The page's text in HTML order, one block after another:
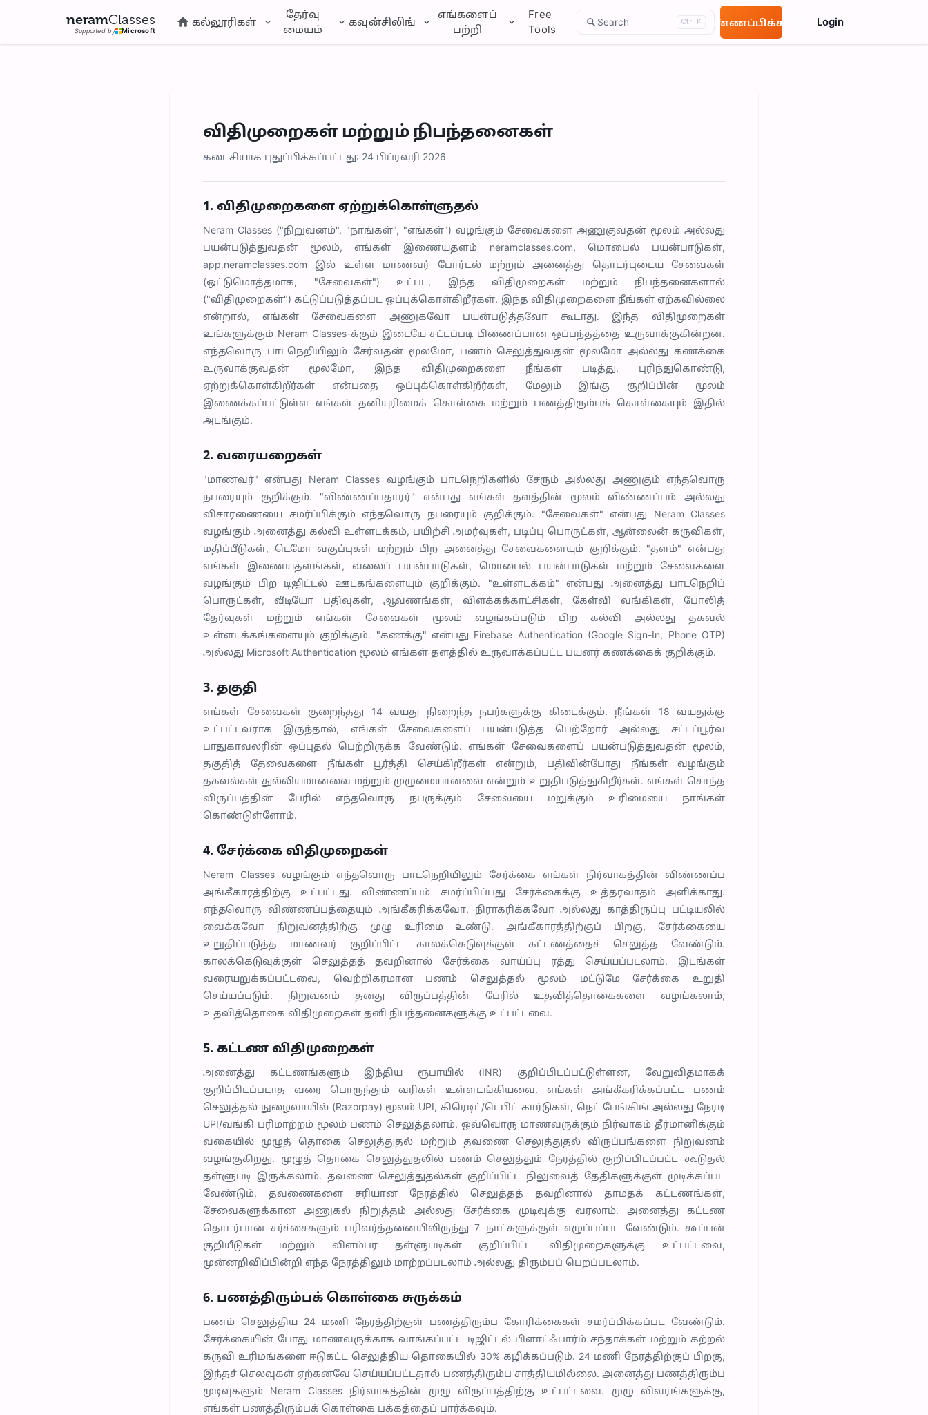
neramClasses
Supported by Microsoft
கல்லூரிகள்
தேர்வு
மையம்
கவுன்சிலிங்
எங்களைப்
பற்றி
Free
Tools
Search Ctrl Kவிண்ணப்பிக்கவும் Login
விதிமுறைகள் மற்றும் நிபந்தனைகள்
கடைசியாக புதுப்பிக்கப்பட்டது: 24 பிப்ரவரி 2026
1. விதிமுறைகளை ஏற்றுக்கொள்ளுதல்
Neram Classes ("நிறுவனம்", "நாங்கள்", "எங்கள்") வழங்கும் சேவைகளை அணுகுவதன் மூலம் அல்லது
பயன்படுத்துவதன் மூலம், எங்கள் இணையதளம் neramclasses.com, மொபைல் பயன்பாடுகள்,
app.neramclasses.com இல் உள்ள மாணவர் போர்டல் மற்றும் அனைத்து தொடர்புடைய சேவைகள்
(ஒட்டுமொத்தமாக, "சேவைகள்") உட்பட, இந்த விதிமுறைகள் மற்றும் நிபந்தனைகளால்
("விதிமுறைகள்") கட்டுப்படுத்தப்பட ஒப்புக்கொள்கிறீர்கள். இந்த விதிமுறைகளை நீங்கள் ஏற்கவில்லை
என்றால், எங்கள் சேவைகளை அணுகவோ பயன்படுத்தவோ கூடாது. இந்த விதிமுறைகள்
உங்களுக்கும் Neram Classes-க்கும் இடையே சட்டப்படி பிணைப்பான ஒப்பந்தத்தை உருவாக்குகின்றன.
எந்தவொரு பாடநெறியிலும் சேர்வதன் மூலமோ, பணம் செலுத்துவதன் மூலமோ அல்லது கணக்கை
உருவாக்குவதன் மூலமோ, இந்த விதிமுறைகளை நீங்கள் படித்து, புரிந்துகொண்டு,
ஏற்றுக்கொள்கிறீர்கள் என்பதை ஒப்புக்கொள்கிறீர்கள், மேலும் இங்கு குறிப்பின் மூலம்
இணைக்கப்பட்டுள்ள எங்கள் தனியுரிமைக் கொள்கை மற்றும் பணத்திரும்பக் கொள்கையும் இதில்
அடங்கும்.
2. வரையறைகள்
"மாணவர்" என்பது Neram Classes வழங்கும் பாடநெறிகளில் சேரும் அல்லது அணுகும் எந்தவொரு
நபரையும் குறிக்கும். "விண்ணப்பதாரர்" என்பது எங்கள் தளத்தின் மூலம் விண்ணப்பம் அல்லது
விசாரணையை சமர்ப்பிக்கும் எந்தவொரு நபரையும் குறிக்கும். "சேவைகள்" என்பது Neram Classes
வழங்கும் அனைத்து கல்வி உள்ளடக்கம், பயிற்சி அமர்வுகள், படிப்பு பொருட்கள், ஆன்லைன் கருவிகள்,
மதிப்பீடுகள், டெமோ வகுப்புகள் மற்றும் பிற அனைத்து சேவைகளையும் குறிக்கும். "தளம்" என்பது
எங்கள் இணையதளங்கள், வலைப் பயன்பாடுகள், மொபைல் பயன்பாடுகள் மற்றும் சேவைகளை
வழங்கும் பிற டிஜிட்டல் ஊடகங்களையும் குறிக்கும். "உள்ளடக்கம்" என்பது அனைத்து பாடநெறிப்
பொருட்கள், வீடியோ பதிவுகள், ஆவணங்கள், விளக்கக்காட்சிகள், கேள்வி வங்கிகள், போலித்
தேர்வுகள் மற்றும் எங்கள் சேவைகள் மூலம் வழங்கப்படும் பிற கல்வி அல்லது தகவல்
உள்ளடக்கங்களையும் குறிக்கும். "கணக்கு" என்பது Firebase Authentication (Google Sign-In, Phone OTP)
அல்லது Microsoft Authentication மூலம் எங்கள் தளத்தில் உருவாக்கப்பட்ட பயனர் கணக்கைக் குறிக்கும்.
3. தகுதி
எங்கள் சேவைகள் குறைந்தது 14 வயது நிறைந்த நபர்களுக்கு கிடைக்கும். நீங்கள் 18 வயதுக்கு
உட்பட்டவராக இருந்தால், எங்கள் சேவைகளைப் பயன்படுத்த பெற்றோர் அல்லது சட்டப்பூர்வ
பாதுகாவலரின் ஒப்புதல் பெற்றிருக்க வேண்டும். எங்கள் சேவைகளைப் பயன்படுத்துவதன் மூலம்,
தகுதித் தேவைகளை நீங்கள் பூர்த்தி செய்கிறீர்கள் என்றும், பதிவின்போது நீங்கள் வழங்கும்
தகவல்கள் துல்லியமானவை மற்றும் முழுமையானவை என்றும் உறுதிபடுத்துகிறீர்கள். எங்கள் சொந்த
விருப்பத்தின் பேரில் எந்தவொரு நபருக்கும் சேவையை மறுக்கும் உரிமையை நாங்கள்
கொண்டுள்ளோம்.
4. சேர்க்கை விதிமுறைகள்
Neram Classes வழங்கும் எந்தவொரு பாடநெறியிலும் சேர்க்கை எங்கள் நிர்வாகத்தின் விண்ணப்ப
அங்கீகாரத்திற்கு உட்பட்டது. விண்ணப்பம் சமர்ப்பிப்பது சேர்க்கைக்கு உத்தரவாதம் அளிக்காது.
எந்தவொரு விண்ணப்பத்தையும் அங்கீகரிக்கவோ, நிராகரிக்கவோ அல்லது காத்திருப்பு பட்டியலில்
வைக்கவோ நிறுவனத்திற்கு முழு உரிமை உண்டு. அங்கீகாரத்திற்குப் பிறகு, சேர்க்கையை
உறுதிப்படுத்த மாணவர் குறிப்பிட்ட காலக்கெடுவுக்குள் கட்டணத்தைச் செலுத்த வேண்டும்.
காலக்கெடுவுக்குள் செலுத்தத் தவறினால் சேர்க்கை வாய்ப்பு ரத்து செய்யப்படலாம். இடங்கள்
வரையறுக்கப்பட்டவை, வெற்றிகரமான பணம் செலுத்தல் மூலம் மட்டுமே சேர்க்கை உறுதி
செய்யப்படும். நிறுவனம் தனது விருப்பத்தின் பேரில் உதவித்தொகைகளை வழங்கலாம்,
உதவித்தொகை விதிமுறைகள் தனி நிபந்தனைகளுக்கு உட்பட்டவை.
5. கட்டண விதிமுறைகள்
அனைத்து கட்டணங்களும் இந்திய ரூபாயில் (INR) குறிப்பிடப்பட்டுள்ளன, வேறுவிதமாகக்
குறிப்பிடப்படாத வரை பொருந்தும் வரிகள் உள்ளடங்கியவை. எங்கள் அங்கீகரிக்கப்பட்ட பணம்
செலுத்தல் நுழைவாயில் (Razorpay) மூலம் UPI, கிரெடிட்/டெபிட் கார்டுகள், நெட் பேங்கிங் அல்லது நேரடி
UPI/வங்கி பரிமாற்றம் மூலம் பணம் செலுத்தலாம். ஒவ்வொரு மாணவருக்கும் நிர்வாகம் தீர்மானிக்கும்
வகையில் முழுத் தொகை செலுத்துதல் மற்றும் தவணை செலுத்துதல் விருப்பங்களை நிறுவனம்
வழங்குகிறது. முழுத் தொகை செலுத்துதலில் பணம் செலுத்தும் நேரத்தில் குறிப்பிடப்பட்ட கூடுதல்
தள்ளுபடி இருக்கலாம். தவணை செலுத்துதல்கள் குறிப்பிட்ட நிலுவைத் தேதிகளுக்குள் முடிக்கப்பட
வேண்டும். தவணைகளை சரியான நேரத்தில் செலுத்தத் தவறினால் தாமதக் கட்டணங்கள்,
சேவைகளுக்கான அணுகல் நிறுத்தம் அல்லது சேர்க்கை முடிவுக்கு வரலாம். அனைத்து கட்டண
தொடர்பான சர்ச்சைகளும் பரிவர்த்தனையிலிருந்து 7 நாட்களுக்குள் எழுப்பப்பட வேண்டும். கூப்பன்
குறியீடுகள் மற்றும் விளம்பர தள்ளுபடிகள் குறிப்பிட்ட விதிமுறைகளுக்கு உட்பட்டவை,
முன்னறிவிப்பின்றி எந்த நேரத்திலும் மாற்றப்படலாம் அல்லது திரும்பப் பெறப்படலாம்.
6. பணத்திரும்பக் கொள்கை சுருக்கம்
பணம் செலுத்திய 24 மணி நேரத்திற்குள் பணத்திரும்ப கோரிக்கைகள் சமர்ப்பிக்கப்பட வேண்டும்.
சேர்க்கையின் போது மாணவருக்காக வாங்கப்பட்ட டிஜிட்டல் பிளாட்ஃபார்ம் சந்தாக்கள் மற்றும் கற்றல்
கருவி உரிமங்களை ஈடுகட்ட செலுத்திய தொகையில் 30% கழிக்கப்படும். 24 மணி நேரத்திற்குப் பிறகு,
இந்தச் செலவுகள் ஏற்கனவே செய்யப்பட்டதால் பணத்திரும்ப சாத்தியமில்லை. அனைத்து பணத்திரும்ப
முடிவுகளும் Neram Classes நிர்வாகத்தின் முழு விருப்பத்திற்கு உட்பட்டவை. முழு விவரங்களுக்கு,
எங்கள் பணத்திரும்பக் கொள்கை பக்கத்தைப் பார்க்கவும்.